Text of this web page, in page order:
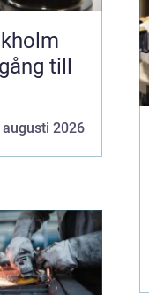
till
augusti 2026